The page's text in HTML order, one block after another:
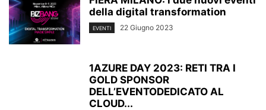
della digital transformation
EVENTI 22 Giugno 2023
1AZURE DAY 2023: RETI TRA I
GOLD SPONSOR
DELL’EVENTODEDICATO AL
CLOUD...